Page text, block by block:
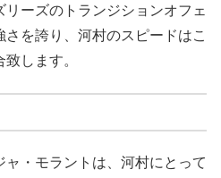
リーズのトランジションオフェ
を誇り、河村のスピードはこ
します。
・モラントは、河村にとって